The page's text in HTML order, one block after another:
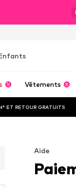
Vêtements
ET RETOUR GRATUITS
Aide